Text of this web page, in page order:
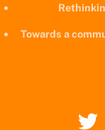
Towards a